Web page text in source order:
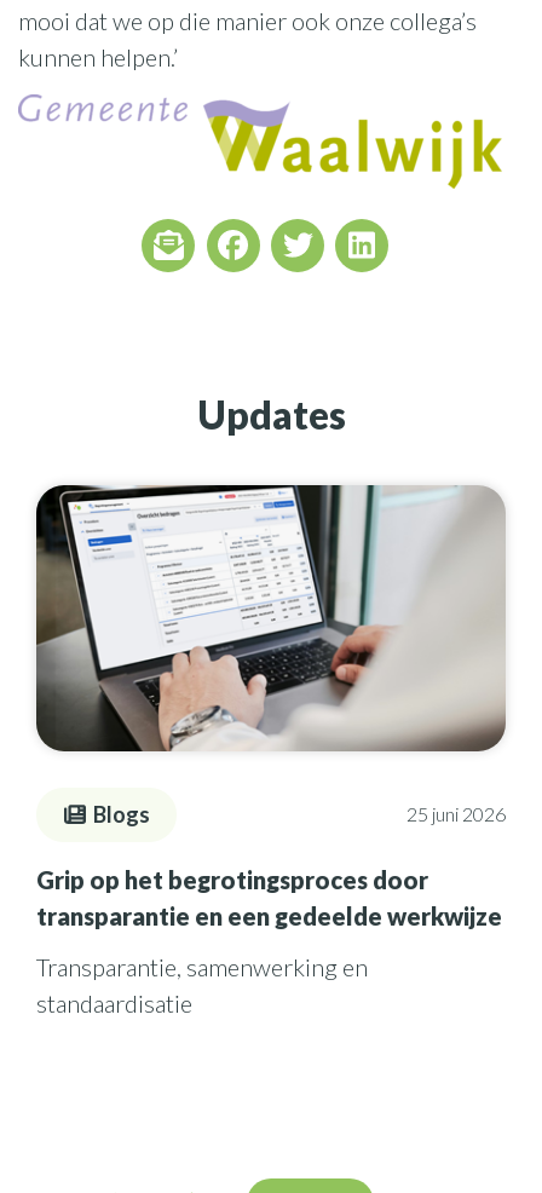
mooi dat we op die manier ook onze collega’s
kunnen helpen.’
Updates
Blogs 25 juni 2026
Grip op het begrotingsproces door
transparantie en een gedeelde werkwijze
Transparantie, samenwerking en
standaardisatie